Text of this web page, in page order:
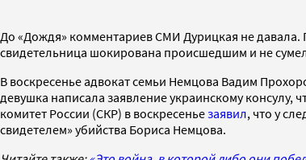
До «Дождя» комментариев СМИ Дурицкая не давала.
свидетельница шокирована происшедшим и не
В воскресенье адвокат семьи Немцова Вадим
девушка написала заявление украинскому консулу,
комитет России (СКР) в воскресеньезаявил, что у
свидетелем» убийства Бориса Немцова.